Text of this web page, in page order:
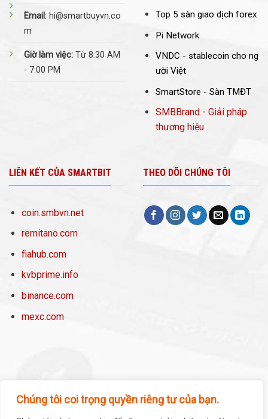
Chúng tôi coi trọng quyền riêng tư của bạn.
Email: hi@smartbuyvn.co
m
Giờ làm việc: Từ 8:30 AM
- 7:00 PM
Top 5 sàn giao dịch forex
Pi Network
VNDC - stablecoin cho ng
ười Việt
SmartStore - Sàn TMĐT
SMBBrand - Giải pháp
thương hiệu
LIÊN KẾT CỦA SMARTBIT
coin.smbvn.net
remitano.com
fiahub.com
kvbprime.info
binance.com
mexc.com
THEO DÕI CHÚNG TÔI